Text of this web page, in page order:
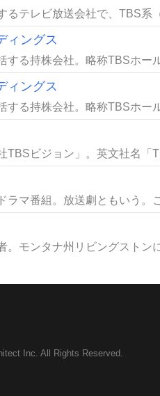
るテレビ放送会社で、TBS
ィングス
する持株会社。略称TBSホー
ィングス
する持株会社。略称TBSホー
TBSビジョン」。英文社名「
ラマ番組。放送劇ともいう
。モンタナ州リビングスト
Inc. All Rights Reserved.